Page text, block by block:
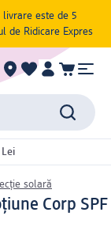
este de 5
de Ridicare Expres
solară
Corp SPF